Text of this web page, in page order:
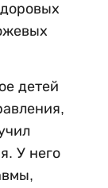
детей
У него